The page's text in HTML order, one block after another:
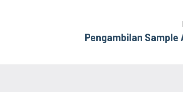
Pengambilan Sample